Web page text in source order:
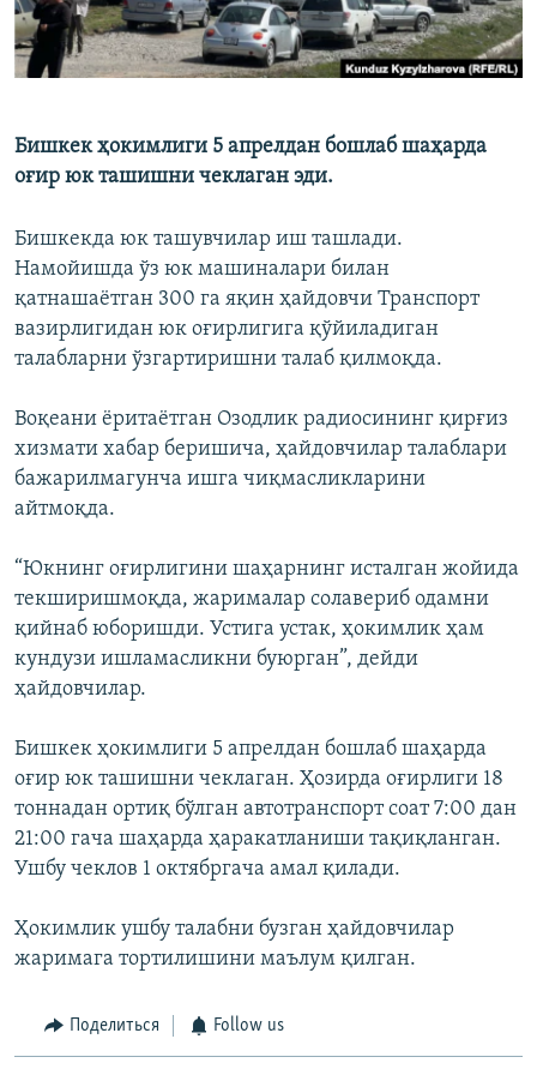
Бишкек ҳокимлиги 5 апрелдан бошлаб шаҳарда
оғир юк ташишни чеклаган эди.
Бишкекда юк ташувчилар иш ташлади.
Намойишда ўз юк машиналари билан
қатнашаётган 300 га яқин ҳайдовчи Транспорт
вазирлигидан юк оғирлигига қўйиладиган
талабларни ўзгартиришни талаб қилмоқда.
Воқеани ёритаётган Озодлик радиосининг қирғиз
хизмати хабар беришича, ҳайдовчилар талаблари
бажарилмагунча ишга чиқмасликларини
айтмоқда.
“Юкнинг оғирлигини шаҳарнинг исталган жойида
текширишмоқда, жарималар солавериб одамни
қийнаб юборишди. Устига устак, ҳокимлик ҳам
кундузи ишламасликни буюрган”, дейди
ҳайдовчилар.
Бишкек ҳокимлиги 5 апрелдан бошлаб шаҳарда
оғир юк ташишни чеклаган. Ҳозирда оғирлиги 18
тоннадан ортиқ бўлган автотранспорт соат 7:00 дан
21:00 гача шаҳарда ҳаракатланиши тақиқланган.
Ушбу чеклов 1 октябргача амал қилади.
Ҳокимлик ушбу талабни бузган ҳайдовчилар
жаримага тортилишини маълум қилган.
Поделиться Follow us